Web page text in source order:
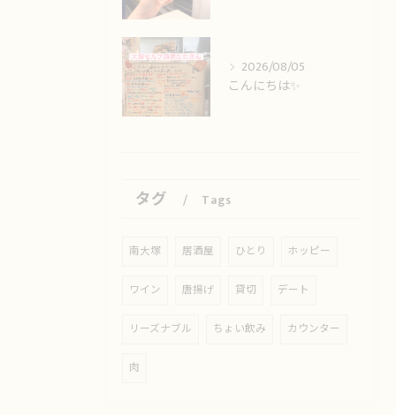
2026/08/05
こんにちは✨️
タグ Tags
南大塚 居酒屋 ひとり ホッピー
ワイン 唐揚げ 貸切 デート
リーズナブル ちょい飲み カウンター
肉